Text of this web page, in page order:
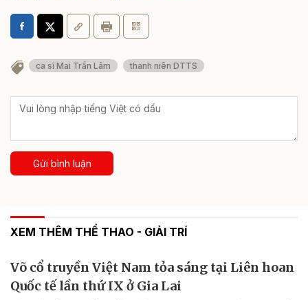
ca sĩ Mai Trần Lâm thanh niên DTTS
Gửi bình luận
XEM THÊM THỂ THAO - GIẢI TRÍ
Võ cổ truyền Việt Nam tỏa sáng tại Liên hoan
Quốc tế lần thứ IX ở Gia Lai